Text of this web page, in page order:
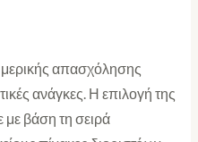
απασχόλησης
ανάγκες. Η επιλογή της
με βάση τη σειρά